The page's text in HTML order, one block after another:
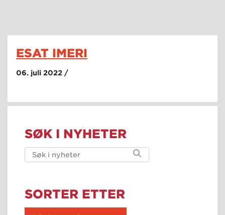
ESAT IMERI
06. juli 2022 /
SØK I NYHETER
SORTER ETTER